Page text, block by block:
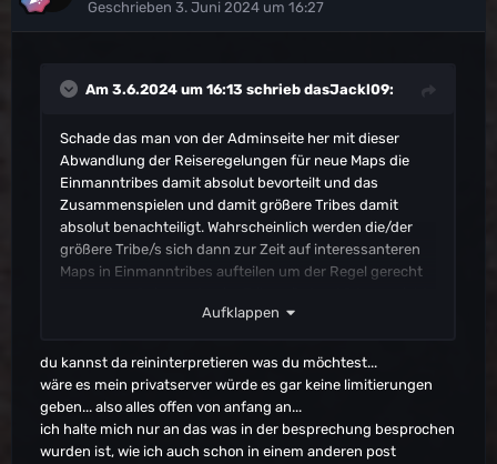
Geschrieben 3. Juni 2024 um 16:27
Am 3.6.2024 um 16:13 schrieb dasJackl09:
Schade das man von der Adminseite her mit dieser
Abwandlung der Reiseregelungen für neue Maps die
Einmanntribes damit absolut bevorteilt und das
Zusammenspielen und damit größere Tribes damit
absolut benachteiligt. Wahrscheinlich werden die/der
größere Tribe/s sich dann zur Zeit auf interessanteren
Maps in Einmanntribes aufteilen um der Regel gerecht
einmal eine Ausrüstung pro Mann sein. Der
weitere Items...
Da es ja nur zwei aktive Tribes gibt könnte man da etwas
reininterpretieren.
Davon möchte ich aber Abstand nehmen...
Aufklappen
du kannst da reininterpretieren was du möchtest...
wäre es mein privatserver würde es gar keine limitierungen
geben... also alles offen von anfang an...
ich halte mich nur an das was in der besprechung besprochen
wurden ist, wie ich auch schon in einem anderen post